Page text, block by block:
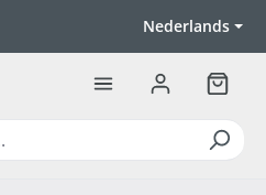
Nederlands